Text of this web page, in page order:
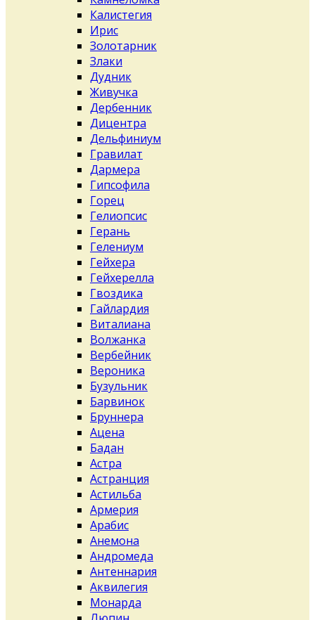
Калистегия
Ирис
Золотарник
Злаки
Дудник
Живучка
Дербенник
Дицентра
Дельфиниум
Гравилат
Дармера
Гипсофила
Горец
Гелиопсис
Герань
Гелениум
Гейхера
Гейхерелла
Гвоздика
Гайлардия
Виталиана
Волжанка
Вербейник
Вероника
Бузульник
Барвинок
Бруннера
Ацена
Бадан
Астра
Астранция
Астильба
Армерия
Арабис
Анемона
Андромеда
Антеннария
Аквилегия
Монарда